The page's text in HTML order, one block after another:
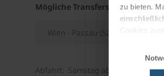
zu bieten.
Impressum
Mögliche Transferstrecken &
Wien - Passau
Abfahrt: Samstag ab Wien/diverse